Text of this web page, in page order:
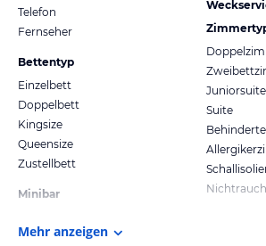
Telefon
Fernseher
Bettentyp
Einzelbett
Doppelbett
Kingsize
Queensize
Zustellbett
Minibar
Juniorsuite
Suite
Mehr anzeigen